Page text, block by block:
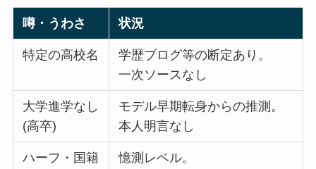
噂・うわさ 状況
特定の高校名
学歴ブログ等の断定あり。
一次ソースなし
大学進学なし
(高卒)
モデル早期転身からの推測。
本人明言なし
ハーフ・国籍
憶測レベル。